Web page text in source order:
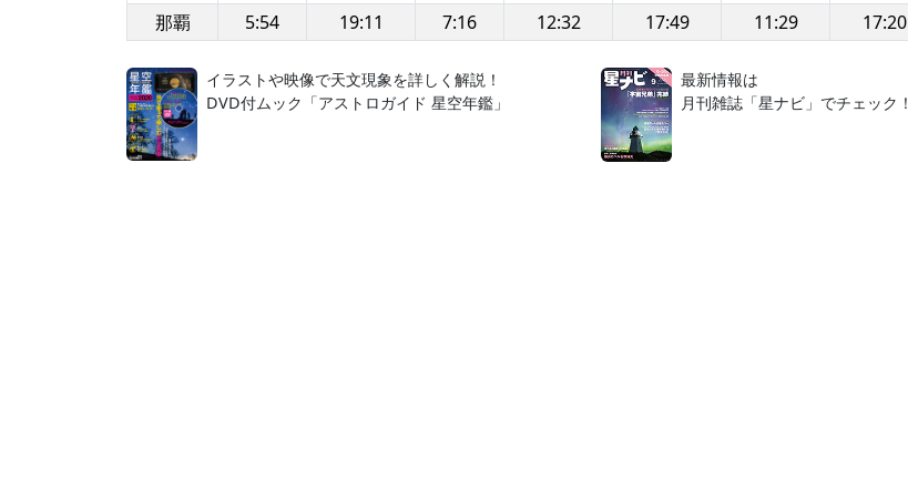
那覇
5:54 19:11 7:16 12:32 17:49 11:29 17:20
イラストや映像で天文現象を詳しく解説！
DVD付ムック「アストロガイド 星空年鑑」
最新情報は
月刊雑誌「星ナビ」でチェック！